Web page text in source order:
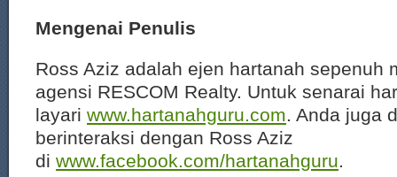
Mengenai Penulis
Ross Aziz adalah ejen hartanah sepenuh
agensi RESCOM Realty. Untuk senarai
layari www.hartanahguru.com. Anda juga
berinteraksi dengan Ross Aziz
di www.facebook.com/hartanahguru.